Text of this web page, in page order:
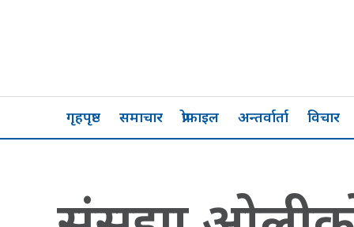
गृहपृष्ठ समाचार प्रोफाइल अन्तर्वार्ता विचार